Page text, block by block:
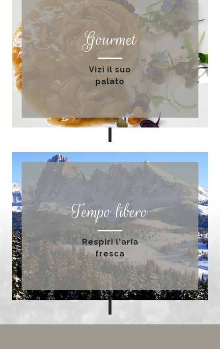
Gourmet
Vizi il suo
palato
Tempo libero
Respiri l'aria
fresca